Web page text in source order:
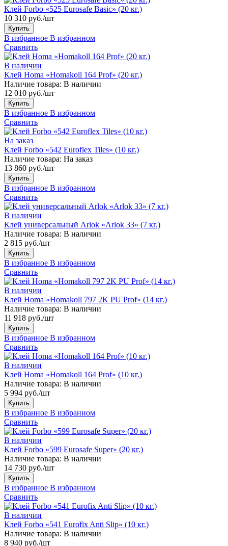
Клей Forbo «525 Eurosafe Basic» (20 кг.)
10 310 руб./шт
Купить
В избранное В избранном
Сравнить
В наличии
Клей Homa «Homakoll 164 Prof» (20 кг.)
Наличие товара: В наличии
12 010 руб./шт
Купить
В избранное В избранном
Сравнить
На заказ
Клей Forbo «542 Euroflex Tiles» (10 кг.)
Наличие товара: На заказ
13 860 руб./шт
Купить
В избранное В избранном
Сравнить
В наличии
Клей универсальный Arlok «Arlok 33» (7 кг.)
Наличие товара: В наличии
2 815 руб./шт
Купить
В избранное В избранном
Сравнить
В наличии
Клей Homa «Homakoll 797 2K PU Prof» (14 кг.)
Наличие товара: В наличии
11 918 руб./шт
Купить
В избранное В избранном
Сравнить
В наличии
Клей Homa «Homakoll 164 Prof» (10 кг.)
Наличие товара: В наличии
5 994 руб./шт
Купить
В избранное В избранном
Сравнить
В наличии
Клей Forbo «599 Eurosafe Super» (20 кг.)
Наличие товара: В наличии
14 730 руб./шт
Купить
В избранное В избранном
Сравнить
В наличии
Клей Forbo «541 Eurofix Anti Slip» (10 кг.)
Наличие товара: В наличии
8 940 руб./шт